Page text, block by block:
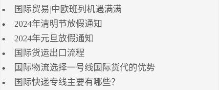
国际贸易|中欧班列机遇满满
2024年清明节放假通知
2024年元旦放假通知
国际货运出口流程
国际物流选择一号线国际货代的优势
国际快递专线主要有哪些？